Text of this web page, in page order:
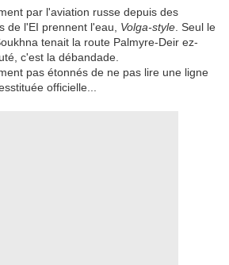
par l'aviation russe depuis des
de l'EI prennent l'eau, Volga-style . Seul le
tenait la route Palmyre-Deir ez-
c'est la débandade.
pas étonnés de ne pas lire une ligne
officielle...